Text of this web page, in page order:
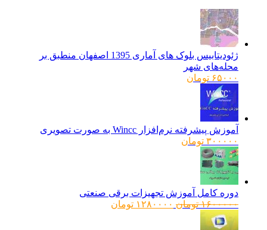
ژئودیتابیس بلوک های آماری 1395 اصفهان منطبق بر
محله‌های شهر
۶۵۰۰۰ تومان
آموزش پیشرفته نرم‌افزار Wincc به صورت تصویری
۳۰۰۰۰۰ تومان
دوره کامل آموزش تجهیزات برقی صنعتی
۱۶۰۰۰۰۰ تومانقیمت
۱۲۸۰۰۰۰ تومانقیمت